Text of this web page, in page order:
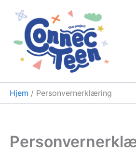
innholdet
Hjem Personvernerklæring